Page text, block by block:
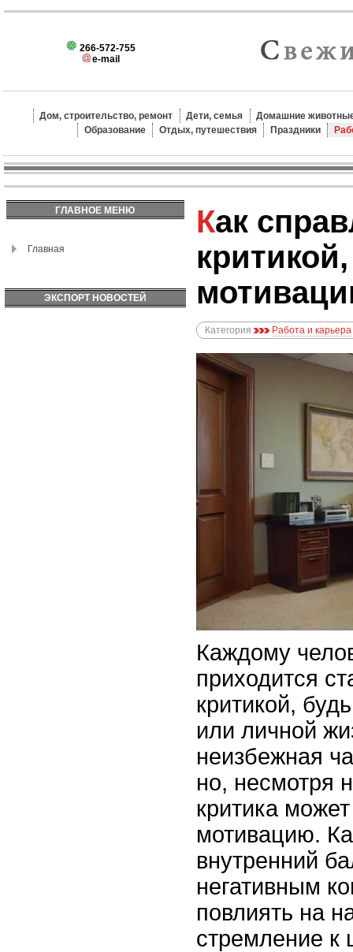
266-572-755
e-mail
Дом, строительство, ремонт Дети, семья
Домашние
Образование
Отдых, путешествия Праздники
ГЛАВНОЕ МЕНЮ
Главная
ЭКСПОРТ НОВОСТЕЙ
Как справляться с
Категория Работа и карьера
Каждому
приходится
критикой,
или личной
неизбежная
но, несмотря
критика
мотивацию.
внутренний
негативным
повлиять на
стремление к